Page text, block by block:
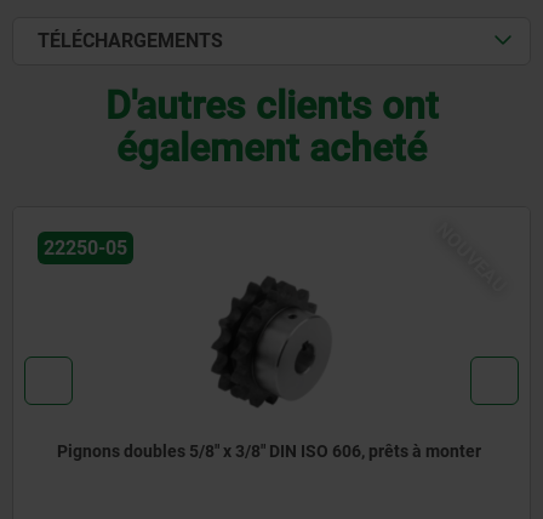
TÉLÉCHARGEMENTS
D'autres clients ont
également acheté
22250-05
Pignons doubles 5/8" x 3/8" DIN ISO 606, prêts à monter